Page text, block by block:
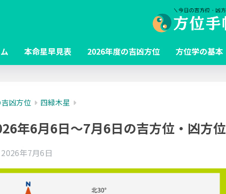
本命星早見表 2026年度の吉凶方位 方位学の基本
凶方位 四緑木星
年6月6日～7月6日の吉方位・凶方位
2026年7月6日